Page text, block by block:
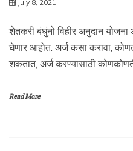
July 8, 2021
शेतकरी बंधुंनो विहीर अनुदान योजना
घेणार आहोत. अर्ज कसा करावा,
शकतात, अर्ज करण्यासाठी
Read More